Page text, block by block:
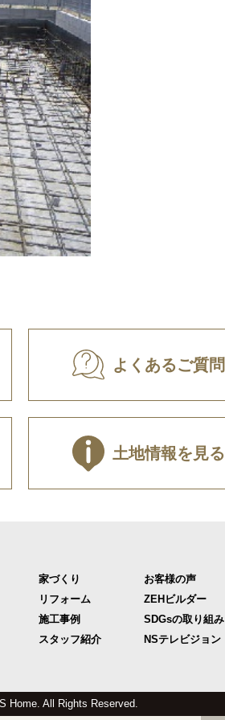
よくあるご質問
土地情報を見る
家づくり
リフォーム
施工事例
スタッフ紹介
お客様の声
ZEHビルダー
SDGsの取り組み
NSテレビジョン
Home. All Rights Reserved.